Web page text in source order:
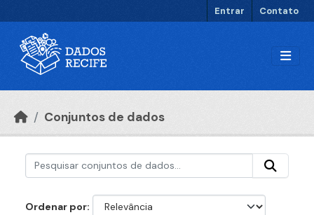
Entrar Contato
Conjuntos de dados
Ordenar por